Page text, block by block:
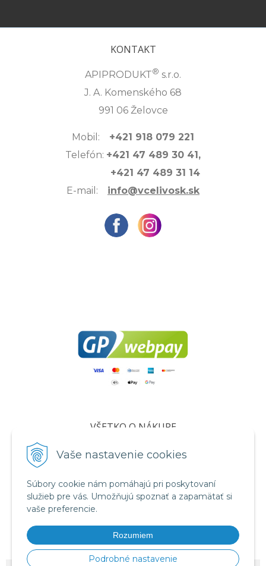
Vaše nastavenie cookies
Súbory cookie nám pomáhajú pri poskytovaní
služieb pre vás. Umožňujú spoznať a zapamätať si
vaše preferencie.
Rozumiem
Podrobné nastavenie
KONTAKT
APIPRODUKT® s.r.o.
J. A. Komenského 68
991 06 Želovce
Mobil: +421 918 079 221
Telefón: +421 47 489 30 41,
+421 47 489 31 14
E-mail: info@vcelivosk.sk
VŠETKO O NÁKUPE
Certifikáty
Ochrana osobných údajov
Informácie o cookies
Formuláre